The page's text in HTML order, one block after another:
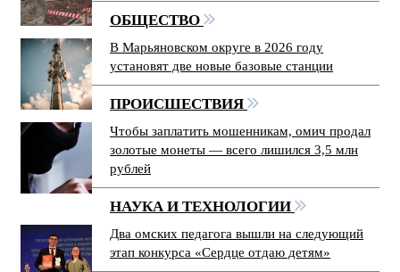
ОБЩЕСТВО
В Марьяновском округе в 2026 году
установят две новые базовые станции
ПРОИСШЕСТВИЯ
Чтобы заплатить мошенникам, омич продал
золотые монеты — всего лишился 3,5 млн
рублей
НАУКА И ТЕХНОЛОГИИ
Два омских педагога вышли на следующий
этап конкурса «Сердце отдаю детям»